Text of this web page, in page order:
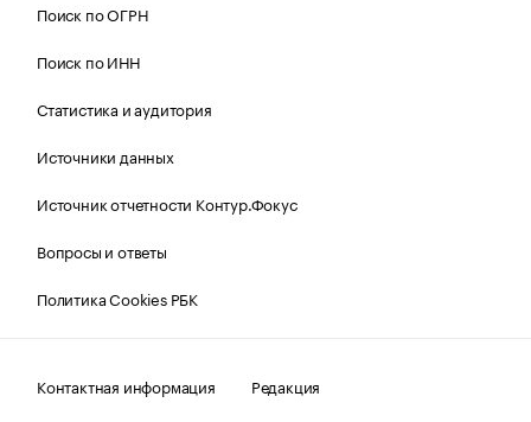
Поиск по ОГРН
Поиск по ИНН
Статистика и аудитория
Источники данных
Источник отчетности Контур.Фокус
Вопросы и ответы
Политика Cookies РБК
Контактная информация
Редакция